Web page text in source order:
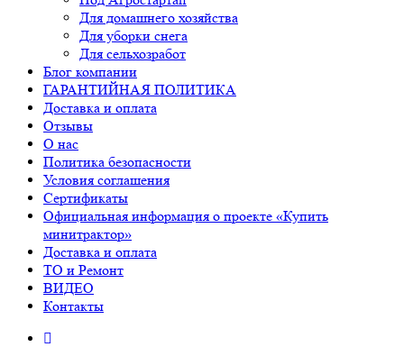
Для домашнего хозяйства
Для уборки снега
Для сельхозработ
Блог компании
ГАРАНТИЙНАЯ ПОЛИТИКА
Доставка и оплата
Отзывы
О нас
Политика безопасности
Условия соглашения
Сертификаты
Официальная информация о проекте «Купить
минитрактор»
Доставка и оплата
ТО и Ремонт
ВИДЕО
Контакты